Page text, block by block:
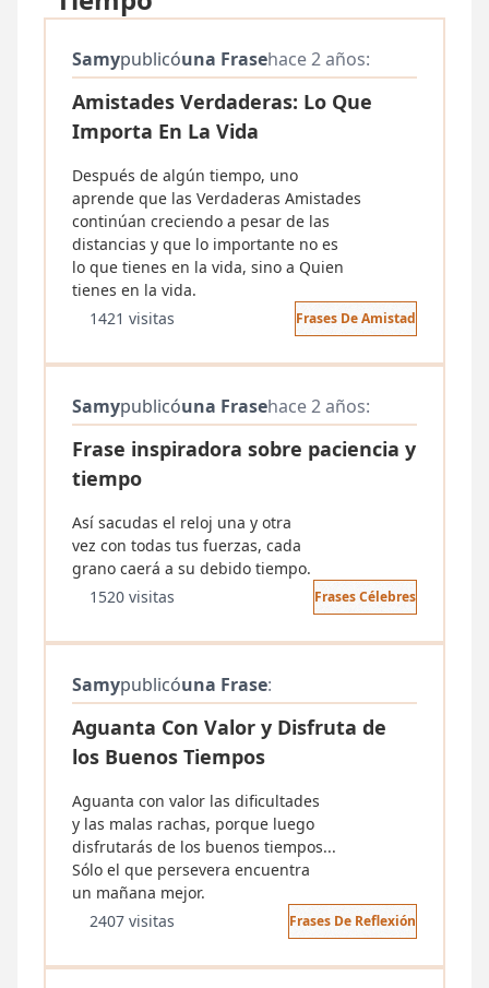
Samypublicóuna Frasehace 2 años:
Amistades Verdaderas: Lo Que
Importa En La Vida
Después de algún tiempo, uno
aprende que las Verdaderas Amistades
continúan creciendo a pesar de las
distancias y que lo importante no es
lo que tienes en la vida, sino a Quien
tienes en la vida.
1421 visitas
Frases De Amistad
Samypublicóuna Frasehace 2 años:
Frase inspiradora sobre paciencia y
tiempo
Así sacudas el reloj una y otra
vez con todas tus fuerzas, cada
grano caerá a su debido tiempo.
1520 visitas
Frases Célebres
Samypublicóuna Frase:
Aguanta Con Valor y Disfruta de
los Buenos Tiempos
Aguanta con valor las dificultades
y las malas rachas, porque luego
disfrutarás de los buenos tiempos...
Sólo el que persevera encuentra
un mañana mejor.
2407 visitas
Frases De Reflexión